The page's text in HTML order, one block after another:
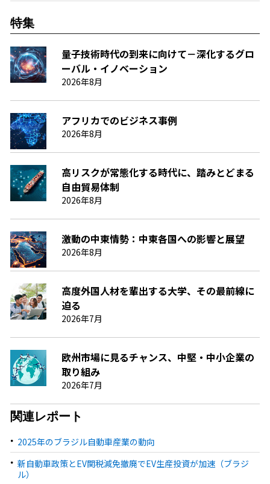
特集
量子技術時代の到来に向けて－深化するグロ
ーバル・イノベーション
2026年8月
アフリカでのビジネス事例
2026年8月
高リスクが常態化する時代に、踏みとどまる
自由貿易体制
2026年8月
激動の中東情勢：中東各国への影響と展望
2026年8月
高度外国人材を輩出する大学、その最前線に
迫る
2026年7月
欧州市場に見るチャンス、中堅・中小企業の
取り組み
2026年7月
関連レポート
2025年のブラジル自動車産業の動向
新自動車政策とEV関税減免撤廃でEV生産投資が加速（ブラジ
ル）